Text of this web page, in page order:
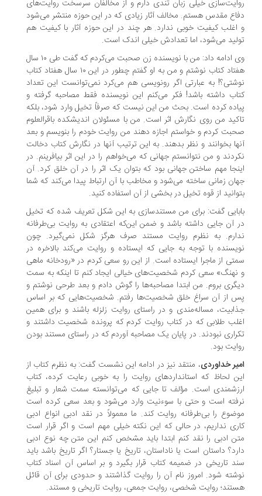
خیلی زبان تندی دارم و از مخالفان سرسخت روایت‌های
مقدس هستم. مخالف آثار زیادی که در این حوزه منتشر می‌شود
کیفیت خوبی ندارد. هر چند در این حوزه آثار با کیفیت هم
می‌شود، اما تعدادش خیلی اندک است.
وی ادامه داد: من با نویسنده زن صحبت می‌کردم که گفت طی ۱۰ سال
هفتاد کتاب نوشتم و من به او گفتم چطور در این ۱۰ سال هفتاد کتاب
به عبارتی اگر رونویسی هم می‌کرد نمی‌توانست این تعداد
داشته باشد! فکر می‌کنم این نویسنده فقط مصاحبه گرفته و
کرده است. بحث من این نیست که صرفاً تخیل وارد شود، بلکه
من روی نگارش اثر است. من با مسئولان اندیشکده باقرالعلوم
کردم و خواستم اجازه دهند من روایت خودم را بنویسم و بعد
بخوانند و نظر بدهند. به این ترتیب آنها در نگارش کتاب دخالت
و من نتوانستم جهانی که می‌خواهم را در این اثر بیافرینم. در
مهم ساختن جهانی بود که بتوان یک اثر را در آن خلق کرد. آن
زمانی ساخته می‌شود و مخاطب با آن ارتباط پیدا می‌کند که شما
از قوه تخیل در بخشی از آن استفاده کنید.
گفت: برای من مستندسازی به این شکل تعریف شده که تخیل
آن جایی داشته باشد و ضمن این‌که اعتقادی به روایت بی‌طرفانه
به نظرم روایت مستند صرف هرگز شکل نمی‌گیرد. چون
با توجه به جایی که ایستاده و روایت می‌کند بالاخره در
از ماجرا ایستاده است. از این رو سعی کردم در «رودخانه ماهی
سعی کردم شخصیت‌های خیالی ایجاد کنم تا اینکه به سمت
بروم. من ابتدا مصاحبه‌ها را گوش دادم و بعد طرحی نوشتم و
از آن سراغ خلق شخصیت‌ها رفتم. شخصیت‌هایی که بر اساس
مساله‌مندی و در راستای روایت زلزله باشند و برای همین
طلابی که در کتاب روایت کردم که پرونده شخصیت داشتند و
نبودند. در پایان یک مصاحبه آوردم که در راستای مستند بودن
بود.
خداوردی، منتقد نیز در ادامه این نشست گفت: به نظرم کتاب از
لحاظ که استانداردهای روایت را به خوبی رعایت کرده، کتاب
است. مؤلف تا جایی که می‌توانسته سمت شعار و تبلیغ
است و حتی با سوءنیت وارد می‌شود و بعد سعی کرده است
را بی‌طرفانه روایت کند. ما معمولاً در نقد ادبی انواع ادبی
نداریم، در حالی که این نکته خیلی مهم است و اگر قرار است
ادبی را نقد کنم ابتدا باید مشخص کنم این متن چه نوع ادبی
داستان است یا ناداستان، تاریخ یا جستار؟ اگر تاریخ باشد باید
تاریخی در ضمیمه کتاب قرار بگیرد و بر اساس آن اسناد کتاب
شود. امروز نام آن را روایت گذاشتند و حدودی برای آن قائل
روایت شخصی، روایت جمعی، روایت تاریخی و مستند.